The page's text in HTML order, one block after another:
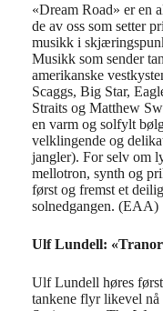
«Dream Road» er en
de av oss som setter
musikk i
Musikk som sender
amerikanske
Scaggs, Big Star,
Straits og Matthew
en varm og solfylt
velklingende og
jangler). For selv om
mellotron, synth og
først og fremst et
solnedgangen. (EAA)
Ulf Lundell:
Ulf Lundell høres
tankene flyr likevel nå